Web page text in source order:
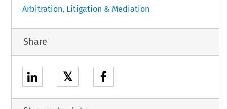
Arbitration, Litigation & Mediation
Share
𝕏